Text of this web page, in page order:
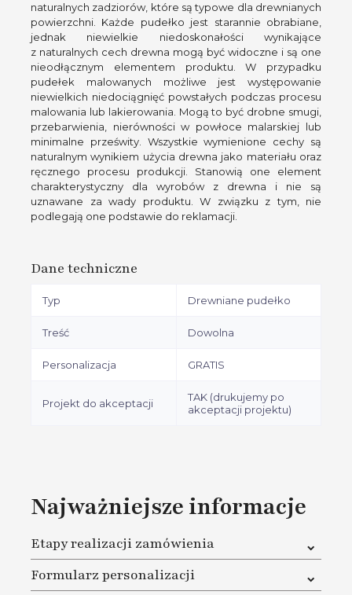
naturalnych zadziorów, które są typowe dla drewnianych
powierzchni. Każde pudełko jest starannie obrabiane,
jednak niewielkie niedoskonałości wynikające
z naturalnych cech drewna mogą być widoczne i są one
nieodłącznym elementem produktu. W przypadku
pudełek malowanych możliwe jest występowanie
niewielkich niedociągnięć powstałych podczas procesu
malowania lub lakierowania. Mogą to być drobne smugi,
przebarwienia, nierówności w powłoce malarskiej lub
minimalne prześwity. Wszystkie wymienione cechy są
naturalnym wynikiem użycia drewna jako materiału oraz
ręcznego procesu produkcji. Stanowią one element
charakterystyczny dla wyrobów z drewna i nie są
uznawane za wady produktu. W związku z tym, nie
podlegają one podstawie do reklamacji.
Dane techniczne
Typ Drewniane pudełko
Treść Dowolna
Personalizacja GRATIS
Projekt do akceptacji
TAK (drukujemy po
akceptacji projektu)
Najważniejsze informacje
Etapy realizacji zamówienia
1. W pierwszej kolejności musisz dokonać zakupu na
naszej stronie oraz dokonać płatności za zamówienie
2. Na karcie produktu pod przyciskiem Dodaj do koszyka
Formularz personalizacji
W cenie masz pełną personalizację. Gdy już zamówisz,